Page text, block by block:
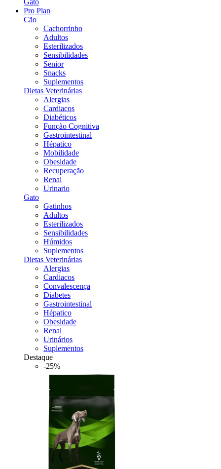
Pro Plan
Cão
Cachorrinho
Adultos
Esterilizados
Sensibilidades
Senior
Snacks
Suplementos
Dietas Veterinárias
Alergias
Cardiacos
Diabéticos
Função Cognitiva
Gastrointestinal
Hépatico
Mobilidade
Obesidade
Recuperação
Renal
Urinario
Gato
Gatinhos
Adultos
Esterilizados
Sensibilidades
Húmidos
Suplementos
Dietas Veterinárias
Alergias
Cardiacos
Convalescença
Diabetes
Gastrointestinal
Hépatico
Obesidade
Renal
Urinários
Suplementos
Destaque
-25%